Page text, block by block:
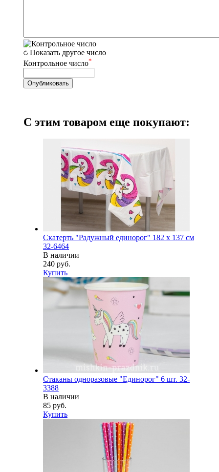
Показать другое число
Контрольное число*
С этим товаром еще покупают:
Скатерть "Радужный единорог" 182 х 137 см
32-6464
В наличии
240 руб.
Купить
Стаканы одноразовые "Единорог" 6 шт. 32-
3388
В наличии
85 руб.
Купить